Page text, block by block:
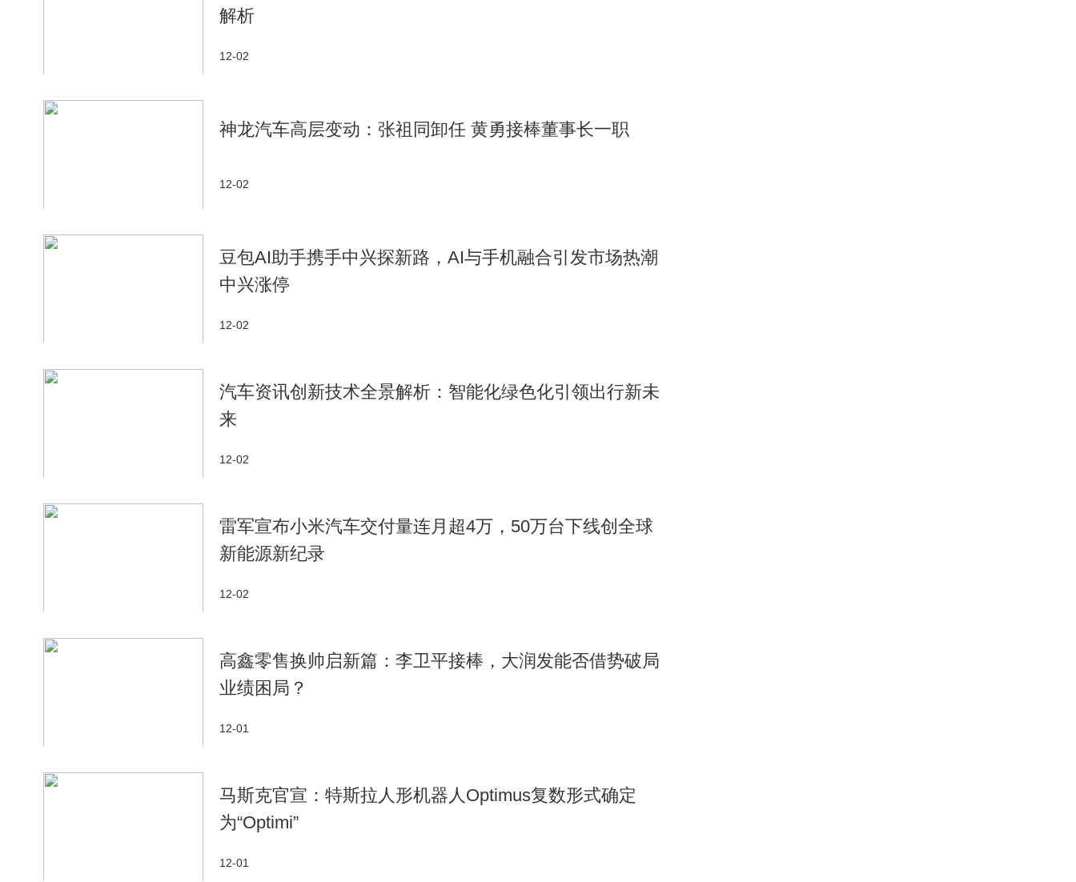
解析
12-02
神龙汽车高层变动：张祖同卸任 黄勇接棒董事长一职
12-02
豆包AI助手携手中兴探新路，AI与手机融合引发市场热潮
中兴涨停
12-02
汽车资讯创新技术全景解析：智能化绿色化引领出行新未
来
12-02
雷军宣布小米汽车交付量连月超4万，50万台下线创全球
新能源新纪录
12-02
高鑫零售换帅启新篇：李卫平接棒，大润发能否借势破局
业绩困局？
12-01
马斯克官宣：特斯拉人形机器人Optimus复数形式确定
为“Optimi”
12-01